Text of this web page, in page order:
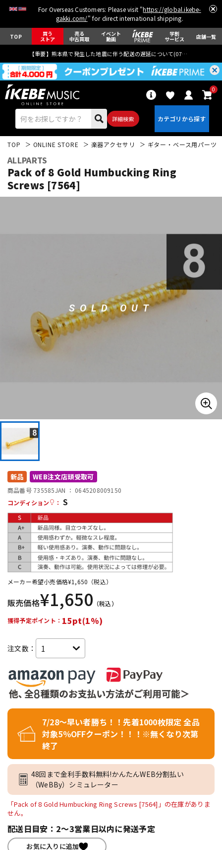
For Overseas Customers: Please visit "https://global.ikebe-
gakki.com/" for direct international shipping.
TOP 買う
ストア
売る
中古買取
イベント
動画
学割
サービス 店舗一覧
【重要】熊本県で発生した地震に伴う配送の遅延について(07月29日
詳細検索
0
ウクレレ
パーカッション
キーボード 電子ピアノ
管楽器
配信/ライブ機器
中古 ヴィンテージ
TOP ONLINE STORE 楽器アクセサリ ギター・ベース用パーツ
ALLPARTS
Pack of 8 Gold Humbucking Ring
Screws [7564]
SOLD OUT
新品 WEB注文店頭受取可
商品番号 735585JAN ： 0645208009150
コンディション
： S
メーカー希望小売価格¥1,650 （税込）
販売価格¥1,650 （税込）
獲得予定ポイント： 15pt(1%)
注文数：
7/28～早い者勝ち！！先着1000枚限定 全品
対象5％OFFクーポン！！！※無くなり次第
終了
48回まで金利手数料無料!かんたんWEB分割払い
（WeBBy）シミュレーター
「Pack of 8 Gold Humbucking Ring Screws [7564]」の在庫がありま
せん。
配送日目安：2～3営業日以内に発送予定
お気に入りに追加